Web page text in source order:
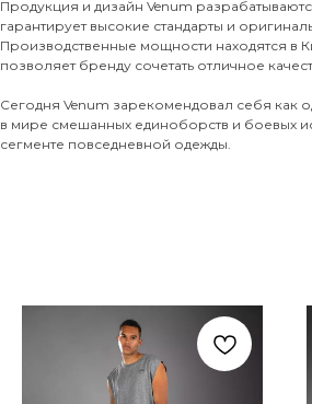
Продукция и дизайн Venum
гарантирует высокие стандарты и
Производственные мощности находятся в
позволяет бренду сочетать отличное
Сегодня Venum зарекомендовал себя как
в мире смешанных единоборств и боевых
сегменте повседневной одежды.